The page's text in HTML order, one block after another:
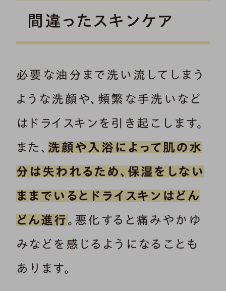
間違ったスキンケア
必要な油分まで洗い流してしまう
ような洗顔や、頻繁な手洗いなど
はドライスキンを引き起こします。
また、 洗顔や入浴によって肌の水
分は失われるため、保湿をしない
ままでいるとドライスキンはどん
どん進行 。悪化すると痛みやかゆ
みなどを感じるようになることも
あります。